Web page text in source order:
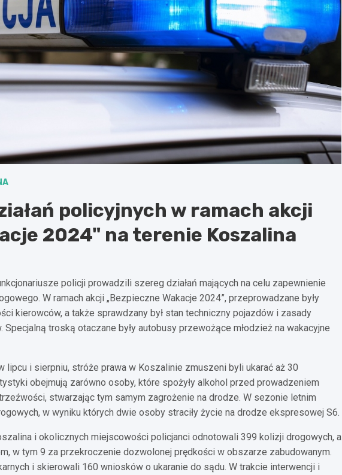
policyjnych w ramach akcji
2024" na terenie Koszalina
policji prowadzili szereg działań mających na celu zapewnienie
W ramach akcji „Bezpieczne Wakacje 2024”, przeprowadzane były
kierowców, a także sprawdzany był stan techniczny pojazdów i zasady
troską otaczane były autobusy przewożące młodzież na wakacyjne
lipcu i sierpniu, stróże prawa w Koszalinie zmuszeni byli ukarać aż 30
obejmują zarówno osoby, które spożyły alkohol przed prowadzeniem
stwarzając tym samym zagrożenie na drodze. W sezonie letnim
w wyniku których dwie osoby straciły życie na drodze ekspresowej S6.
i okolicznych miejscowości policjanci odnotowali 399 kolizji drogowych, a
w tym 9 za przekroczenie dozwolonej prędkości w obszarze zabudowanym.
i skierowali 160 wniosków o ukaranie do sądu. W trakcie interwencji i